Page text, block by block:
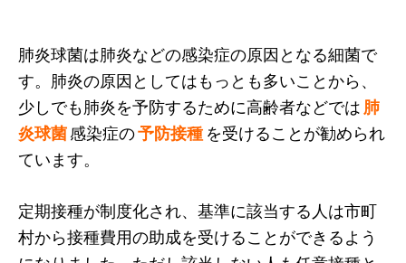
肺炎球菌は肺炎などの感染症の原因となる細菌で
す。肺炎の原因としてはもっとも多いことから、
少しでも肺炎を予防するために高齢者などでは 肺
炎球菌感染症の予防接種 を受けることが勧められ
ています。
定期接種が制度化され、基準に該当する人は市町
村から接種費用の助成を受けることができるよう